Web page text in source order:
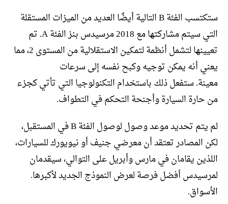
ستكتسب الفئة B التالية أيضًا العديد من الميزات المستقلة
التي سيتم مشاركتها مع 2018 مرسيدس بنز الفئة A. تم
تعيينها لتشمل أنظمة لتمكين الاستقلالية من المستوى 2، مما
يعني أنه يمكن توجيه وكبح نفسه إلى سرعات
معينة. ستفعل ذلك باستخدام التكنولوجيا التي تأتي كجزء
من حارة السيارة وأجنحة التحكم في التطواف.
لم يتم تحديد موعد وصول لوصول الفئة B في المستقبل،
لكن المصادر تعتقد أن معرضي جنيف أو نيويورك للسيارات،
اللذين يقامان في مارس وأبريل على التوالي، سيقدمان
لمرسيدس أفضل فرصة لعرض النموذج الجديد لأكبرها.
الأسواق.